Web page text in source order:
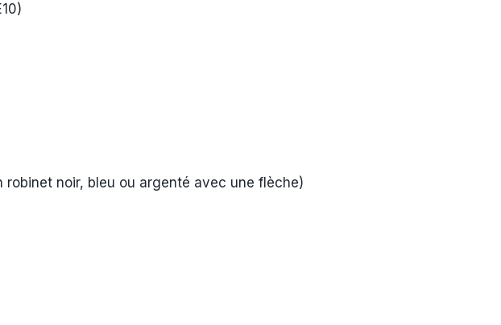
robinet noir, bleu ou argenté avec une flèche)